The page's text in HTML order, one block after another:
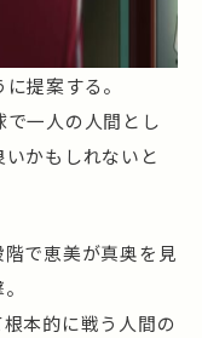
提案する。
一人の人間とし
かもしれないと
で恵美が真奥を見
本的に戦う人間の